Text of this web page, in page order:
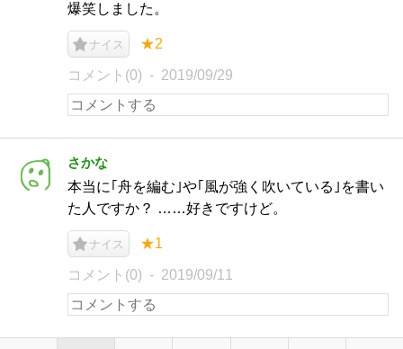
爆笑しました。
ナイス ★2
コメント(0) 2019/09/29
さかな
本当に｢舟を編む｣や｢風が強く吹いている｣を書い
た人ですか？ ……好きですけど。
ナイス ★1
コメント(0) 2019/09/11